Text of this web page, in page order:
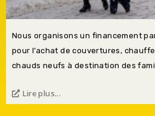
Nous organisons un financement
pour l’achat de couvertures,
chauds neufs à destination des
Lire plus...